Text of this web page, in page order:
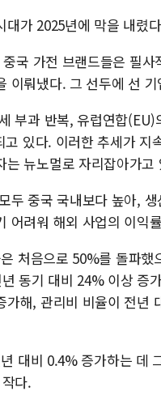
가 2025년에 막을 내렸
국 가전 브랜드들은 필
이뤄냈다. 그 선두에 선
부과 반복, 유럽연합
있다. 이러한 추세가 지
뉴노멀로 자리잡아가고
두 중국 국내보다 높아,
어려워 해외 사업의 이익
처음으로 50%를 돌파
동기 대비 24% 이상 증
해, 관리비 비율이 전년
대비 0.4% 증가하는 데
다.